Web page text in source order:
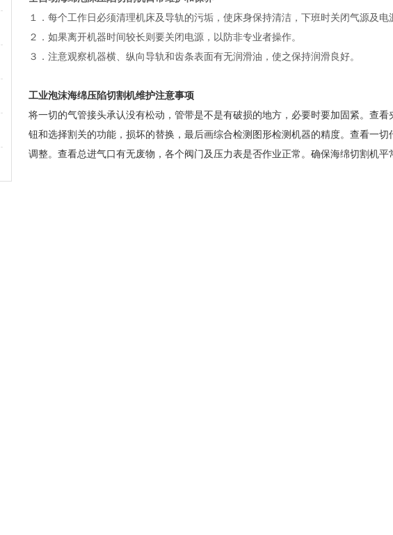
１．每个工作日必须清理机床及导轨的污垢，使床身保持清洁，下班时关闭气源及
２．如果离开机器时间较长则要关闭电源，以防非专业者操作。
３．注意观察机器横、纵向导轨和齿条表面有无润滑油，使之保持润滑良好。
工业泡沫海绵压陷切割机维护注意事项
将一切的气管接头承认没有松动，管带是不是有破损的地方，必要时要加固紧。 查看
钮和选择割关的功能，损坏的替换，最后画综合检测图形检测机器的精度。 查看一切
调整。 查看总进气口有无废物，各个阀门及压力表是否作业正常。 确保海绵切割机平